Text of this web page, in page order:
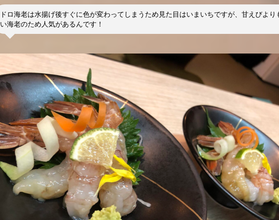
ドロ海老は水揚げ後すぐに色が変わってしまうため見た目はいまいちですが、甘えびより
い海老のため人気があるんです！